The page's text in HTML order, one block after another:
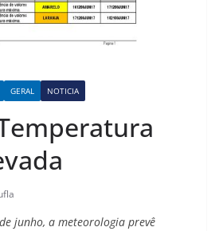
GERAL NOTICIA
junho, a meteorologia prevê